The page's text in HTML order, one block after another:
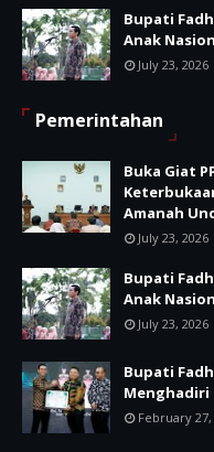
Bupati
Anak
July 23, 2026
Pemerintahan
Buka Giat
Amanah
July 23, 2026
Bupati
Anak
July 23, 2026
Bupati
Menghadiri
February 27,